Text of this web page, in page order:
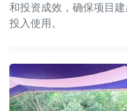
和投资成效，确保项目
投入使用。